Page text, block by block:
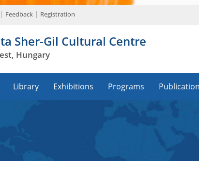
Feedback Registration
Sher-Gil Cultural Centre
Hungary
Library Exhibitions Programs